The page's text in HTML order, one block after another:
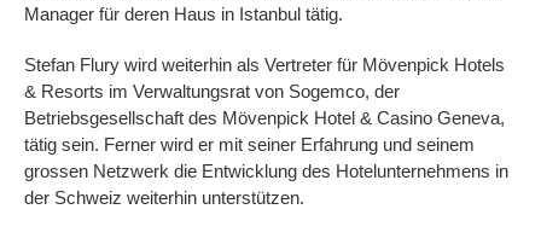
Manager für deren Haus in Istanbul tätig.
Stefan Flury wird weiterhin als Vertreter für Mövenpick Hotels
& Resorts im Verwaltungsrat von Sogemco, der
Betriebsgesellschaft des Mövenpick Hotel & Casino Geneva,
tätig sein. Ferner wird er mit seiner Erfahrung und seinem
grossen Netzwerk die Entwicklung des Hotelunternehmens in
der Schweiz weiterhin unterstützen.